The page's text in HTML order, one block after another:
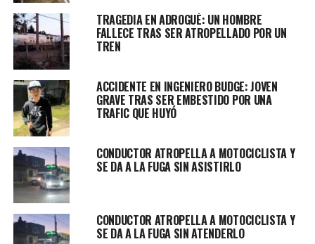
TEMAS RELACIONADOS: ACCIDENTE BERISSO
PRÓXIMO ARTÍCULO
JUJUY: MARCHA DE ANTORCHAS TRAS EL ESTALLIDO
NO TE PIERDAS
COMISIÓN DE DIPUTADOS TRATA MAÑANA PROYECTOS
VINCULADOS A LICENCIAS Y BECAS ESTUDIANTILES
TRAGEDIA EN ADROGUÉ: UN HOMBRE
FALLECE TRAS SER ATROPELLADO POR UN
TREN
ACCIDENTE EN INGENIERO BUDGE: JOVEN
GRAVE TRAS SER EMBESTIDO POR UNA
TRAFIC QUE HUYÓ
CONDUCTOR ATROPELLA A MOTOCICLISTA Y
SE DA A LA FUGA SIN ASISTIRLO
CONDUCTOR ATROPELLA A MOTOCICLISTA Y
SE DA A LA FUGA SIN ATENDERLO